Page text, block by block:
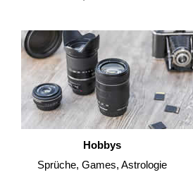
Hobbys
Sprüche, Games, Astrologie